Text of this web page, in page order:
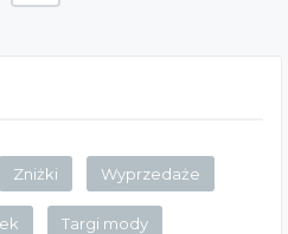
Zniżki Wyprzedaże
Targi mody